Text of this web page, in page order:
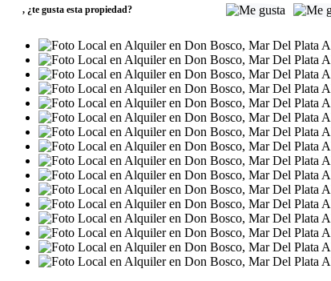
, ¿te gusta esta propiedad?